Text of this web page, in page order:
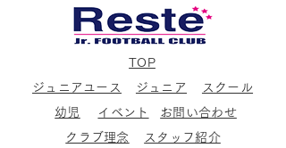
TOP
ジュニアユース
ジュニア
スクール
幼児
イベント
お問い合わせ
クラブ理念
スタッフ紹介